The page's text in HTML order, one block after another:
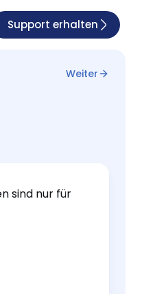
Support erhalten
Weiter
sind nur für